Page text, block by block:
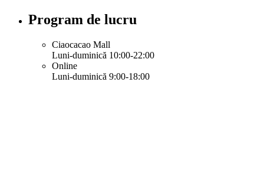
Program de lucru
Ciaocacao Mall
Luni-duminică 10:00-22:00
Online
Luni-duminică 9:00-18:00